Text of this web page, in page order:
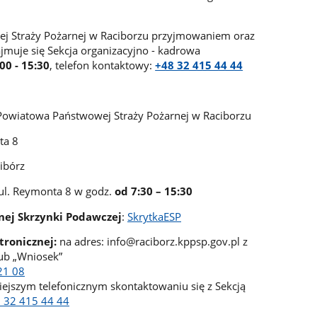
Straży Pożarnej w Raciborzu przyjmowaniem oraz
się Sekcja organizacyjno - kadrowa
- 15:30, telefon kontaktowy:+48 32 415 44 44
Państwowej Straży Pożarnej w Raciborzu
8
Reymonta 8 w godz.od 7:30 – 15:30
Skrzynki Podawczej:SkrytkaESP
na adres: info@raciborz.kppsp.gov.pl z
„Wniosek”
08
telefonicznym skontaktowaniu się z Sekcją
32 415 44 44